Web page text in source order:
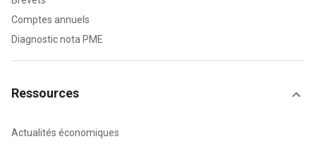
Comptes annuels
Diagnostic nota PME
Ressources
Actualités économiques